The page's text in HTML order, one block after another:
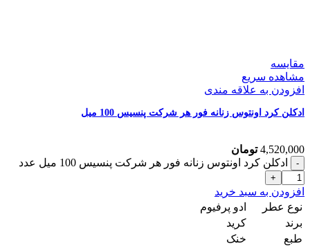
مقایسه
مشاهده سریع
افزودن به علاقه مندی
ادکلن کرد اونتوس زنانه فور هر شرکت پنسیس 100 میل
4,520,000 تومان
ادکلن کرد اونتوس زنانه فور هر شرکت پنسیس 100 میل عدد
افزودن به سبد خرید
نوع عطر
ادو پرفیوم
برند
کرید
طبع
خنک